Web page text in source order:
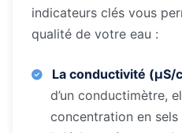
indicateurs clés vous
qualité de votre eau :
La conductivité (μS/
d’un conductimètre,
concentration en sels